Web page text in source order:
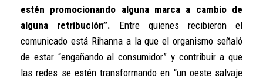
estén promocionando alguna marca a cambio de
alguna retribución”. Entre quienes recibieron el
comunicado está Rihanna a la que el organismo señaló
de estar “engañando al consumidor” y contribuir a que
las redes se estén transformando en “un oeste salvaje